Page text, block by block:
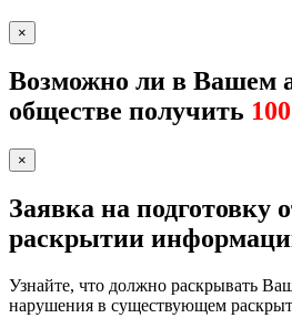
×
Возможно ли в Вашем
обществе получить
×
Заявка на подготовку
раскрытии
Узнайте, что должно раскрывать
нарушения в существующем